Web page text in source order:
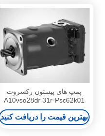
پمپ های پیستون رکسروت
A10vso28dr 31r-Psc62k01
جابجایی متغیر
بهترین قیمت را دریافت کنید